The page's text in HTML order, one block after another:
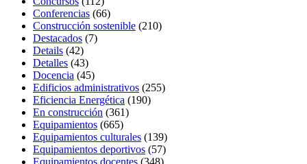
Conferencias (66)
Construcción sostenible (210)
Destacados (7)
Details (42)
Detalles (43)
Docencia (45)
Edificios administrativos (255)
Eficiencia Energética (190)
En construcción (361)
Equipamientos (665)
Equipamientos culturales (139)
Equipamientos deportivos (57)
Equipamientos docentes (348)